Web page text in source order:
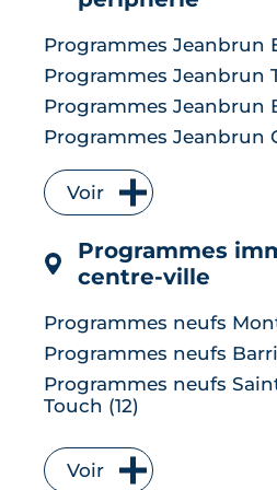
Programmes Jeanbrun
Programmes Jeanbrun
Programmes Jeanbrun
Programmes Jeanbrun
Programmes Jeanbrun
Programmes Jeanbrun
Fonsegrives (6)
Programmes Jeanbrun
Programmes Jeanbrun
Programmes Jeanbrun
(4)
Programmes Jeanbrun
Programmes Jeanbrun
Programmes Jeanbrun
Voir
Programmes
centre-ville
Programmes neufs
Programmes neufs
Programmes neufs
Touch (12)
Programmes neufs Saint
Voir